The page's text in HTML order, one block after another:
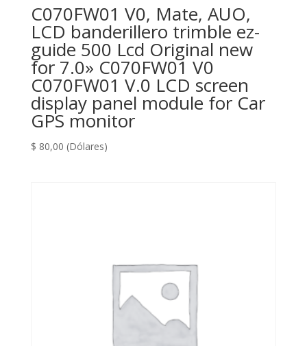
C070FW01 V0, Mate, AUO,
LCD banderillero trimble ez-
guide 500 Lcd Original new
for 7.0» C070FW01 V0
C070FW01 V.0 LCD screen
display panel module for Car
GPS monitor
$ 80,00 (Dólares)